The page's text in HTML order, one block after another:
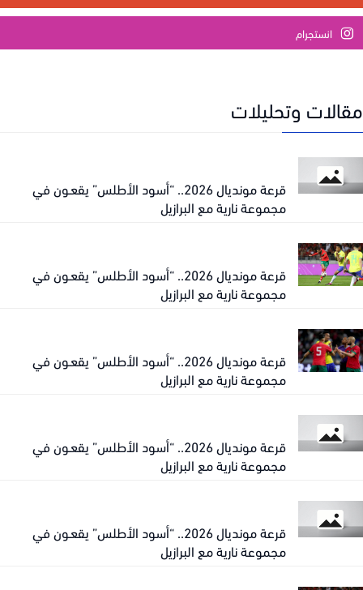
انستجرام
وتحليلات
قرعة مونديال 2026.. “أسود الأطلس” يقعـون في
مجموعة نارية مع البرازيل
قرعة مونديال 2026.. “أسود الأطلس” يقعـون في
مجموعة نارية مع البرازيل
قرعة مونديال 2026.. “أسود الأطلس” يقعـون في
مجموعة نارية مع البرازيل
قرعة مونديال 2026.. “أسود الأطلس” يقعـون في
مجموعة نارية مع البرازيل
قرعة مونديال 2026.. “أسود الأطلس” يقعـون في
مجموعة نارية مع البرازيل